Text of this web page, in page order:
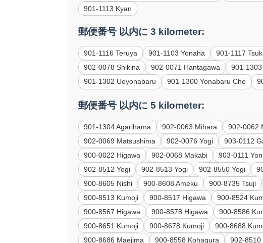
901-1113 Kyan
郵便番号 以内に 3 kilometer:
901-1116 Teruya 901-1103 Yonaha 901-1117
902-0078 Shikina
902-0071 Hantagawa 901-
901-1302 Ueyonabaru
901-1300 Yonabaru Cho
郵便番号 以内に 5 kilometer:
901-1304 Agarihama 902-0063 Mihara 902-0062
902-0069 Matsushima
902-0076 Yogi 903-0112
900-0022 Higawa
902-0068 Makabi 903-0111
902-8512 Yogi
902-8513 Yogi 902-8550 Yogi
900-8605 Nishi
900-8608 Ameku 900-8735 Tsuji
900-8513 Kumoji
900-8517 Higawa 900-8524
900-8567 Higawa
900-8578 Higawa 900-8586
900-8651 Kumoji
900-8678 Kumoji 900-8688
900-8686 Maejima
900-8558 Kohagura 902-8510